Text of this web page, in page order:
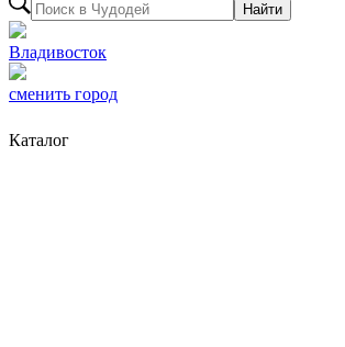
Найти
Владивосток
сменить город
Каталог